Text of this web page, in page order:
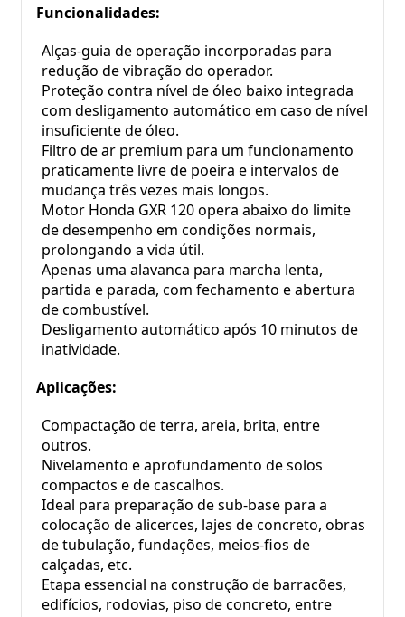
Funcionalidades:
Alças-guia de operação incorporadas para
redução de vibração do operador.
Proteção contra nível de óleo baixo integrada
com desligamento automático em caso de nível
insuficiente de óleo.
Filtro de ar premium para um funcionamento
praticamente livre de poeira e intervalos de
mudança três vezes mais longos.
Motor Honda GXR 120 opera abaixo do limite
de desempenho em condições normais,
prolongando a vida útil.
Apenas uma alavanca para marcha lenta,
partida e parada, com fechamento e abertura
de combustível.
Desligamento automático após 10 minutos de
inatividade.
Aplicações:
Compactação de terra, areia, brita, entre
outros.
Nivelamento e aprofundamento de solos
compactos e de cascalhos.
Ideal para preparação de sub-base para a
colocação de alicerces, lajes de concreto, obras
de tubulação, fundações, meios-fios de
calçadas, etc.
Etapa essencial na construção de barracões,
edifícios, rodovias, piso de concreto, entre